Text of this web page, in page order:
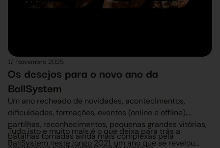
17 Novembro 2025
Os desejos para o novo ano da
BallSystem
Um ano recheado de novidades, acontecimentos,
dificuldades, formações, eventos (online e offline),
partilhas, reconhecimentos, pequenas grandes vitórias,
batalhas tornadas ainda mais complexas pela
Tudo isto e muito mais é o que deixa para trás a
BallSystem neste longo 2021, um ano que se revelou